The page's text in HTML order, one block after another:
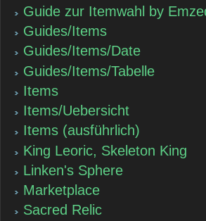
Guide zur Itemwahl by
Guides/Items
Guides/Items/Date
Guides/Items/Tabelle
Items
Items/Uebersicht
Items (ausführlich)
King Leoric, Skeleton King
Linken's Sphere
Marketplace
Sacred Relic